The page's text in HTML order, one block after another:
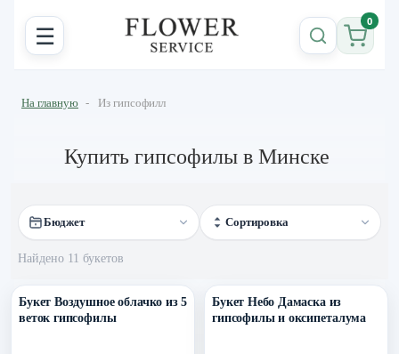
☰ 0
На главную - Из гипсофилл
Купить гипсофилы в Минске
Бюджет Сортировка
Найдено 11 букетов
Букет Воздушное облачко из 5
веток гипсофилы
Букет Небо Дамаска из
гипсофилы и оксипеталума